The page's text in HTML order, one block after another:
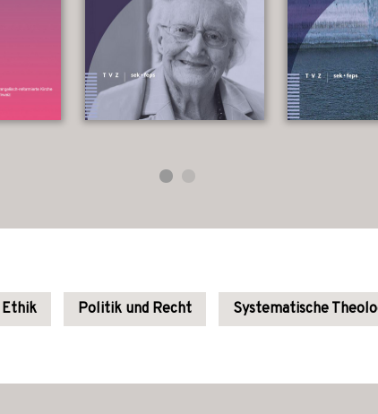
Ethik Politik und Recht Systematische